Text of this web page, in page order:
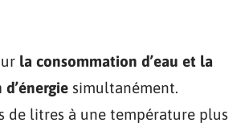
la consommation d’eau et la
simultanément.
de litres à une température plus